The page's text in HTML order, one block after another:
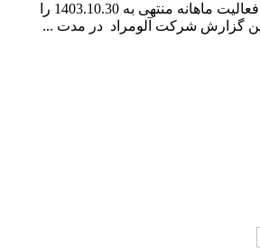
شرکت آلومراد گزارش فعالیت ماهانه منتهی به 1403.10.30 را
گزارش شرکت آلومراد در مدت ...